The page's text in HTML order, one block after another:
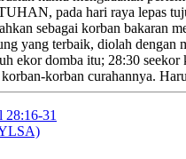
pada hari raya lepas
sebagai korban bakaran
yang terbaik, diolah
ekor domba itu; 28:30 seekor
korban curahannya.
28:16-31